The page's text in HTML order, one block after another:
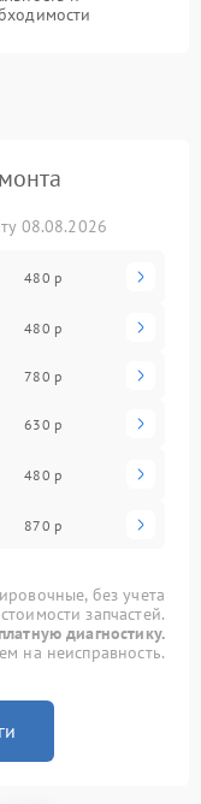
08.08.2026
480 р
480 р
780 р
630 р
480 р
870 р
без учета
стоимости запчастей.
диагностику.
на неисправность.